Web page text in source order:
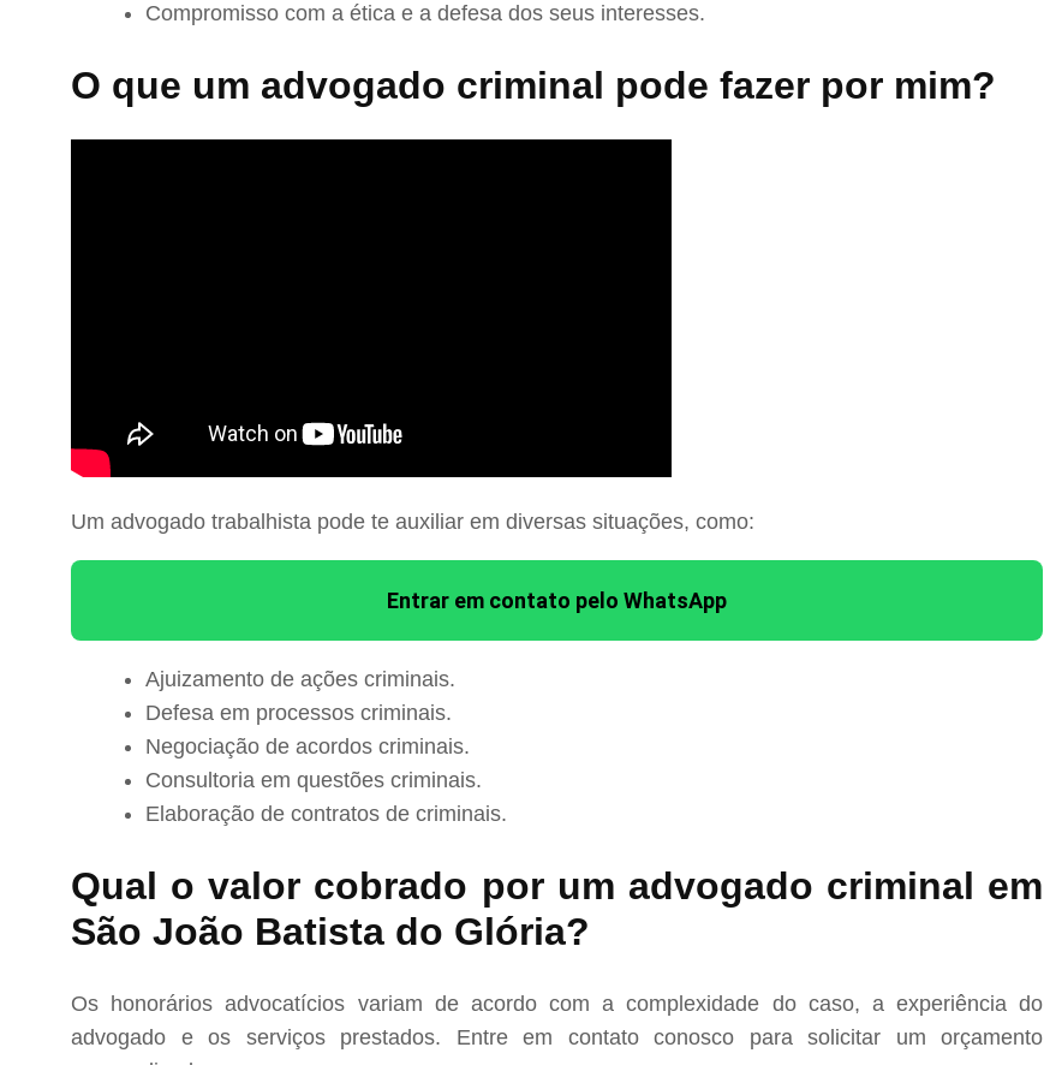
Compromisso com a ética e a defesa dos seus interesses.
O que um advogado criminal pode fazer por mim?
Um advogado trabalhista pode te auxiliar em diversas situações, como:
Entrar em contato pelo WhatsApp
Ajuizamento de ações criminais.
Defesa em processos criminais.
Negociação de acordos criminais.
Consultoria em questões criminais.
Elaboração de contratos de criminais.
Qual o valor cobrado por um advogado criminal em
São João Batista do Glória?
Os honorários advocatícios variam de acordo com a complexidade do caso, a experiência do
advogado e os serviços prestados. Entre em contato conosco para solicitar um orçamento